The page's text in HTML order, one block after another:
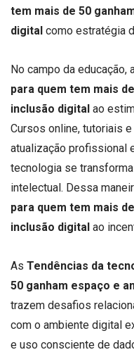
tem mais de 50
digital como estratégia
No campo da educação,
para quem tem mais
inclusão digital ao
Cursos online, tutoriais
atualização profissional
tecnologia se
intelectual. Dessa
para quem tem mais
inclusão digital ao
As Tendências da
50 ganham espaço e
trazem desafios
com o ambiente digital
e uso consciente de